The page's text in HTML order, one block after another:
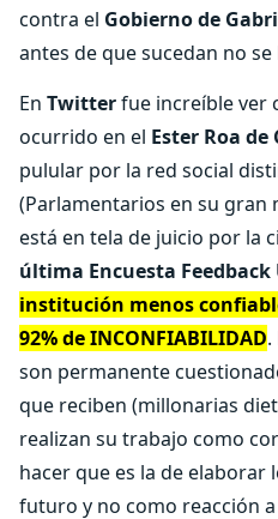
contra el Gobierno de
antes de que sucedan no
En Twitterfue increíble ver
ocurrido en el Ester Roa de
pulular por la red social
(Parlamentarios en su gran
está en tela de juicio por la
última Encuesta Feedback
institución menos
92% de INCONFIABILIDAD
son permanente
que reciben (millonarias
realizan su trabajo como
hacer que es la de elaborar
futuro y no como reacción